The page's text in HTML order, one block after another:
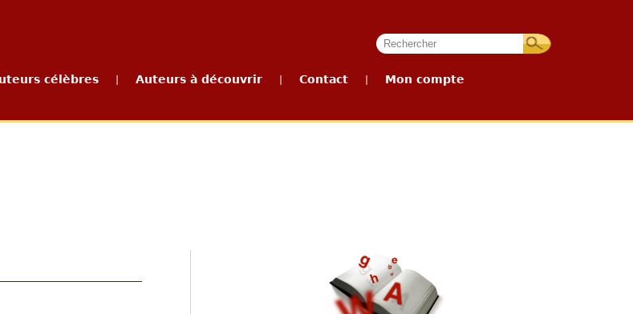
célèbres Auteurs à découvrir Contact Mon compte